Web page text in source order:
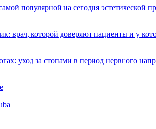
популярной на сегодня эстетической
врач, которой доверяют пациенты и у
уход за стопами в период нервного